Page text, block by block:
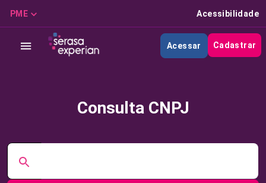
PME Acessibilidade
Acessar Cadastrar
Consulta CNPJ